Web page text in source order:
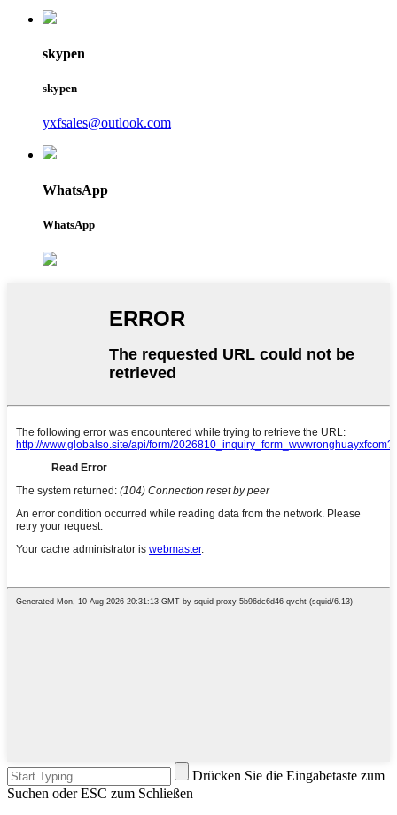
skypen
skypen
yxfsales@outlook.com
WhatsApp
WhatsApp
Drücken Sie die Eingabetaste zum
Suchen oder ESC zum Schließen